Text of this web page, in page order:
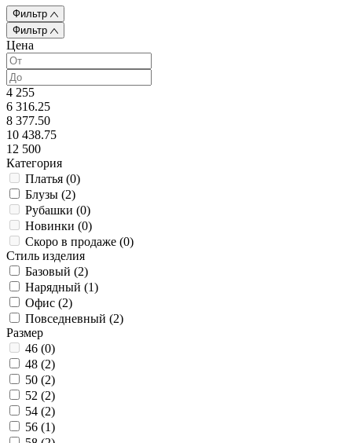
Фильтр
Фильтр
Цена
4 255
6 316.25
8 377.50
10 438.75
12 500
Категория
Платья (0)
Блузы (2)
Рубашки (0)
Новинки (0)
Скоро в продаже (0)
Стиль изделия
Базовый (2)
Нарядный (1)
Офис (2)
Повседневный (2)
Размер
46 (0)
48 (2)
50 (2)
52 (2)
54 (2)
56 (1)